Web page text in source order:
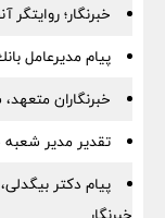
خبرنگار؛
پیام مدیرعامل
خبرنگاران
تقدیر مدیر
پیام دکتر